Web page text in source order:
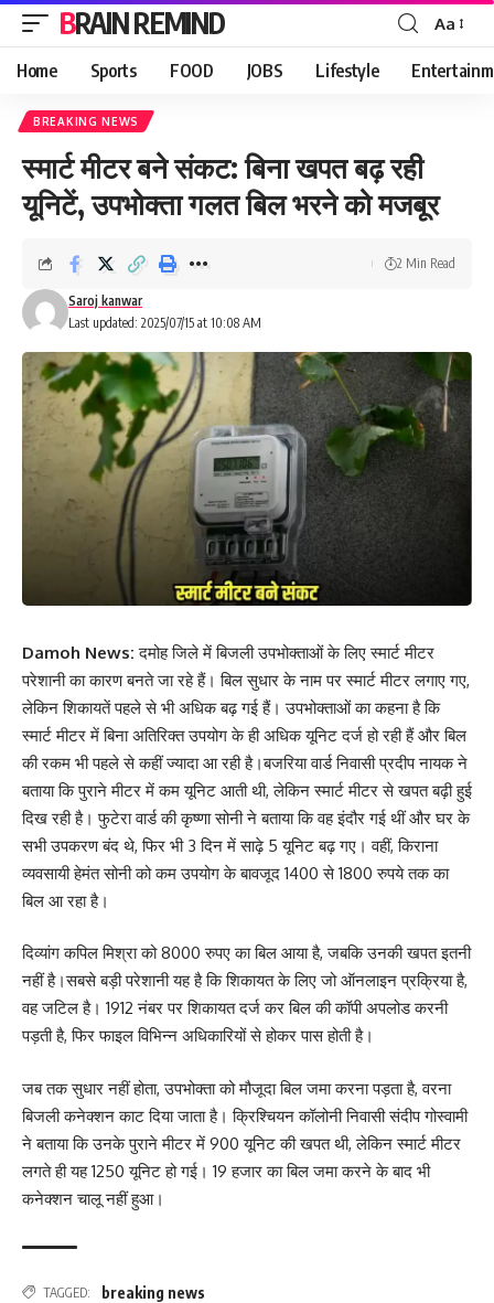
BRAIN REMIND
Font
Resizer
Aa
Home Sports FOOD JOBS Lifestyle
BREAKING NEWS
स्मार्ट मीटर बने संकट: बिना खपत बढ़ रही
यूनिटें, उपभोक्ता गलत बिल भरने को मजबूर
Last updated: 2025/07/15 at 10:08 AM
Saroj kanwar
2 Min Read
Damoh News:दमोह जिले में बिजली उपभोक्ताओं के लिए स्मार्ट मीटर
परेशानी का कारण बनते जा रहे हैं। बिल सुधार के नाम पर स्मार्ट मीटर लगाए गए,
लेकिन शिकायतें पहले से भी अधिक बढ़ गई हैं। उपभोक्ताओं का कहना है कि
स्मार्ट मीटर में बिना अतिरिक्त उपयोग के ही अधिक यूनिट दर्ज हो रही हैं और बिल
की रकम भी पहले से कहीं ज्यादा आ रही है।बजरिया वार्ड निवासी प्रदीप नायक ने
बताया कि पुराने मीटर में कम यूनिट आती थी, लेकिन स्मार्ट मीटर से खपत बढ़ी हुई
दिख रही है। फुटेरा वार्ड की कृष्णा सोनी ने बताया कि वह इंदौर गई थीं और घर के
सभी उपकरण बंद थे, फिर भी 3 दिन में साढ़े 5 यूनिट बढ़ गए। वहीं, किराना
व्यवसायी हेमंत सोनी को कम उपयोग के बावजूद 1400 से 1800 रुपये तक का
बिल आ रहा है।
दिव्यांग कपिल मिश्रा को 8000 रुपए का बिल आया है, जबकि उनकी खपत इतनी
नहीं है।सबसे बड़ी परेशानी यह है कि शिकायत के लिए जो ऑनलाइन प्रक्रिया है,
वह जटिल है। 1912 नंबर पर शिकायत दर्ज कर बिल की कॉपी अपलोड करनी
पड़ती है, फिर फाइल विभिन्न अधिकारियों से होकर पास होती है।
जब तक सुधार नहीं होता, उपभोक्ता को मौजूदा बिल जमा करना पड़ता है, वरना
बिजली कनेक्शन काट दिया जाता है। क्रिश्चियन कॉलोनी निवासी संदीप गोस्वामी
ने बताया कि उनके पुराने मीटर में 900 यूनिट की खपत थी, लेकिन स्मार्ट मीटर
लगते ही यह 1250 यूनिट हो गई। 19 हजार का बिल जमा करने के बाद भी
कनेक्शन चालू नहीं हुआ।
TAGGED: breaking news